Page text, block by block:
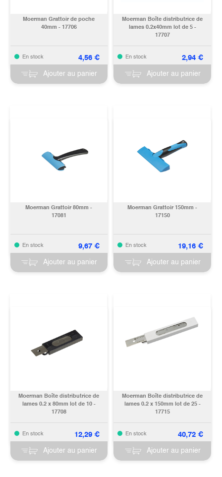
Moerman Grattoir de poche
40mm - 17706
En stock 4,56€
Ajouter au panier
Moerman Boîte distributrice de
lames 0.2x40mm lot de 5 -
17707
En stock 2,94€
Ajouter au panier
Moerman Grattoir 80mm -
17081
En stock 9,67€
Ajouter au panier
Moerman Grattoir 150mm -
17150
En stock 19,16€
Ajouter au panier
Moerman Boîte distributrice de
lames 0.2 x 80mm lot de 10 -
17708
En stock 12,29€
Ajouter au panier
Moerman Boîte distributrice de
lames 0.2 x 150mm lot de 25 -
17715
En stock 40,72€
Ajouter au panier